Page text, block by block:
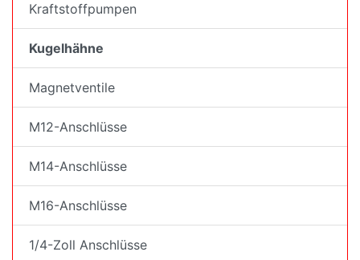
Kraftstoffpumpen
Kugelhähne
Magnetventile
M12-Anschlüsse
M14-Anschlüsse
M16-Anschlüsse
1/4-Zoll Anschlüsse